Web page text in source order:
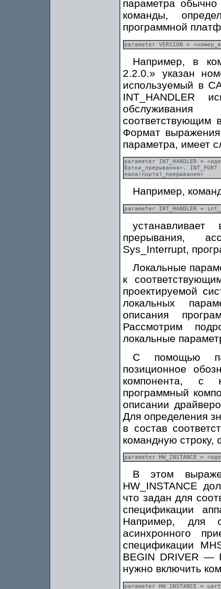
параметра
команды,
программной
Например, в
2.2.0.» указан
используемый в
INT_HANDLER
соответствующим
Формат
параметра, имеет
parameter INT_HANDLER =
ботки_прерывания>,
Например,
прерывания,
Sys_Interrupt,
Локальные
к
проектируемой
локальных
описания
Рассмотрим
локальные
С помощью
позиционное
компонента, с
программный
описании
Для определения
в состав
командную
В этом
HW_INSTANCE
что задан для
спецификации
Например, для
асинхронного
спецификации
BEGIN DRIVER —
нужно включить